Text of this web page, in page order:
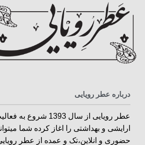
درباره عطر رویایی
عطر رویایی از سال 1393
ارایشی و بهداشتی را اغاز کرده شما
حضوری و انلاین،تک و عمده از عطر